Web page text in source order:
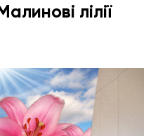
лілії